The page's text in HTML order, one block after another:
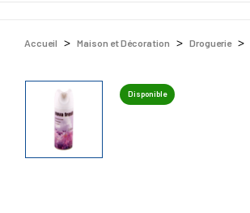
Accueil Maison et Décoration Droguerie
Disponible